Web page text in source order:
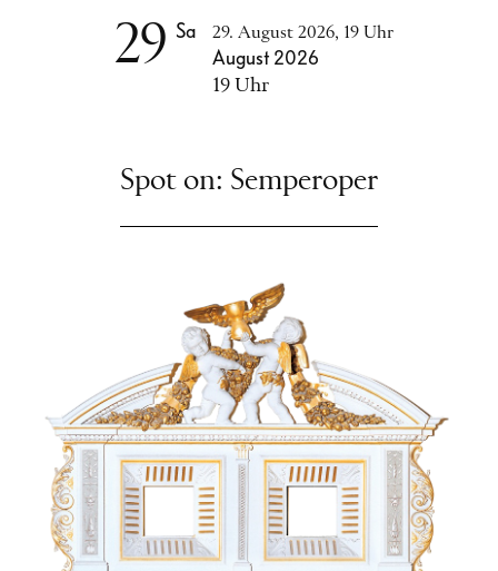
29 Sa 29. August 2026, 19 Uhr
August 2026
19 Uhr
99+ Karten
Alle Termine
Spot on: Semperoper